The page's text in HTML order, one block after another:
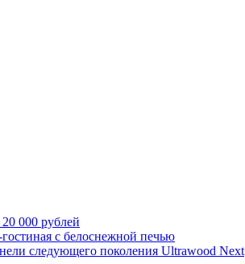
20 000 рублей
с белоснежной печью
следующего поколения Ultrawood Next